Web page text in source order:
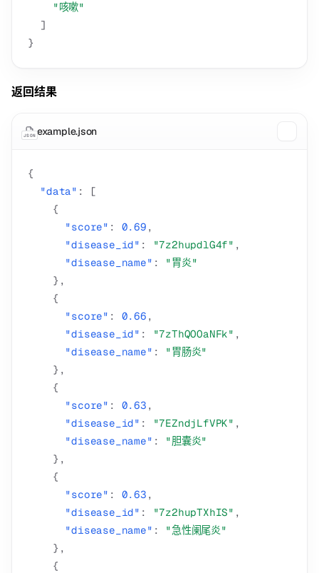
"咳嗽"
]
}
返回结果
JSON example.json
{
"data" :
[
{
"score" : 0.69 ,
"disease_id" : "7z2hupdlG4f" ,
"disease_name" :
"胃炎"
} ,
{
"score" : 0.66 ,
"disease_id" : "7zThQOOaNFk" ,
"disease_name" :
"胃肠炎"
} ,
{
"score" : 0.63 ,
"disease_id" : "7EZndjLfVPK" ,
"disease_name" :
"胆囊炎"
} ,
{
"score" : 0.63 ,
"disease_id" : "7z2hupTXhIS" ,
"disease_name" :
"急性阑尾炎"
} ,
{